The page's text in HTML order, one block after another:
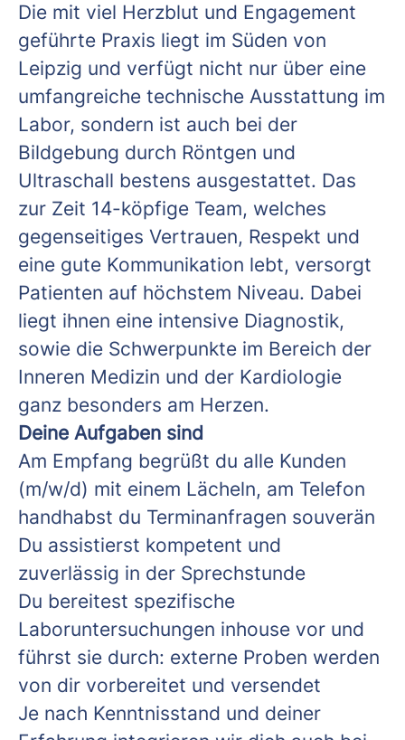
Die mit viel Herzblut und Engagement
geführte Praxis liegt im Süden von
Leipzig und verfügt nicht nur über eine
umfangreiche technische Ausstattung im
Labor, sondern ist auch bei der
Bildgebung durch Röntgen und
Ultraschall bestens ausgestattet. Das
zur Zeit 14-köpfige Team, welches
gegenseitiges Vertrauen, Respekt und
eine gute Kommunikation lebt, versorgt
Patienten auf höchstem Niveau. Dabei
liegt ihnen eine intensive Diagnostik,
sowie die Schwerpunkte im Bereich der
Inneren Medizin und der Kardiologie
ganz besonders am Herzen.
Deine Aufgaben sind
Am Empfang begrüßt du alle Kunden
(m/w/d) mit einem Lächeln, am Telefon
handhabst du Terminanfragen souverän
Du assistierst kompetent und
zuverlässig in der Sprechstunde
Du bereitest spezifische
Laboruntersuchungen inhouse vor und
führst sie durch: externe Proben werden
von dir vorbereitet und versendet
Je nach Kenntnisstand und deiner